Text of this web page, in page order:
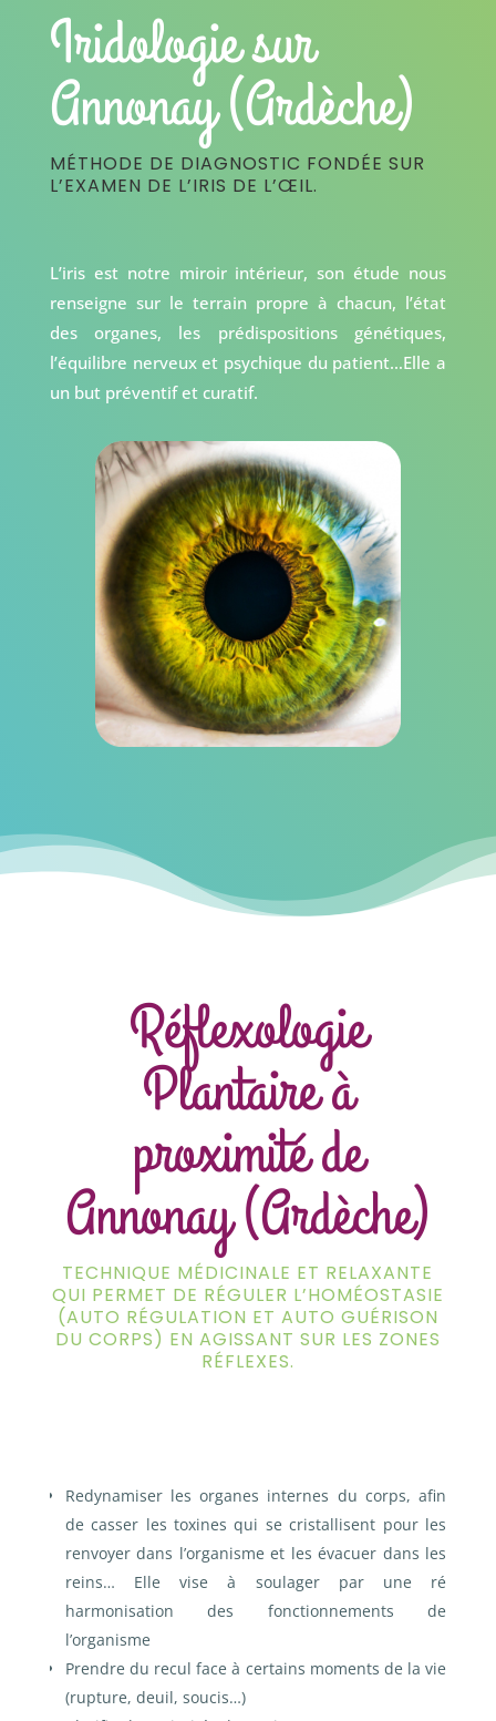
Iridologie sur
Annonay (Ardèche)
MÉTHODE DE DIAGNOSTIC FONDÉE SUR
L’EXAMEN DE L’IRIS DE L’ŒIL.
L’iris est notre miroir intérieur, son étude nous
renseigne sur le terrain propre à chacun, l’état
des organes, les prédispositions génétiques,
l’équilibre nerveux et psychique du patient…Elle a
un but préventif et curatif.
Réflexologie
Plantaire à
proximité de
Annonay (Ardèche)
TECHNIQUE MÉDICINALE ET RELAXANTE
QUI PERMET DE RÉGULER L’HOMÉOSTASIE
(AUTO RÉGULATION ET AUTO GUÉRISON
DU CORPS) EN AGISSANT SUR LES ZONES
RÉFLEXES.
Redynamiser les organes internes du corps, afin
de casser les toxines qui se cristallisent pour les
renvoyer dans l’organisme et les évacuer dans les
reins… Elle vise à soulager par une ré
harmonisation des fonctionnements de
l’organisme
Prendre du recul face à certains moments de la vie
(rupture, deuil, soucis…)